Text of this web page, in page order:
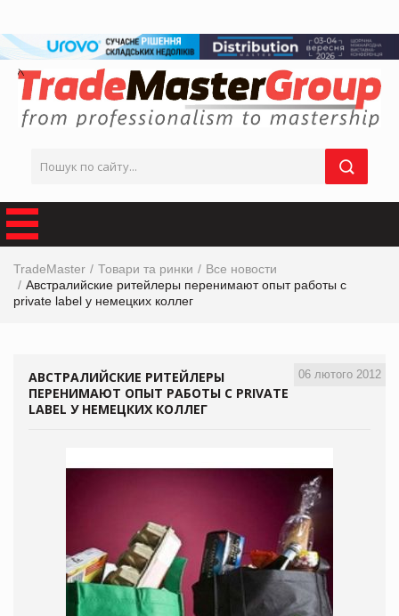
TradeMaster Товари та ринки
Все новости
Австралийские ритейлеры перенимают опыт работы с
private label у немецких коллег
06 лютого 2012
АВСТРАЛИЙСКИЕ РИТЕЙЛЕРЫ
ПЕРЕНИМАЮТ ОПЫТ РАБОТЫ С PRIVATE
LABEL У НЕМЕЦКИХ КОЛЛЕГ